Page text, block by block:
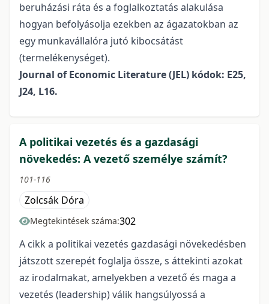
beruházási ráta és a foglalkoztatás alakulása
hogyan befolyásolja ezekben az ágazatokban az
egy munkavállalóra jutó kibocsátást
(termelékenységet).
Journal of Economic Literature (JEL) kódok: E25,
J24, L16.
A politikai vezetés és a gazdasági
növekedés: A vezető személye számít?
101-116
Zolcsák Dóra
Megtekintések száma:302
A cikk a politikai vezetés gazdasági növekedésben
játszott szerepét foglalja össze, s áttekinti azokat
az irodalmakat, amelyekben a vezető és maga a
vezetés (leadership) válik hangsúlyossá a